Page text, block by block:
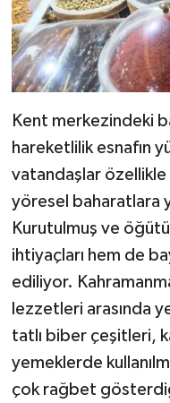
Kent merkezindeki
hareketlilik esnafın
vatandaşlar
yöresel baharatlara
Kurutulmuş ve
ihtiyaçları hem de
ediliyor.
lezzetleri arasında
tatlı biber çeşitleri,
yemeklerde
çok rağbet